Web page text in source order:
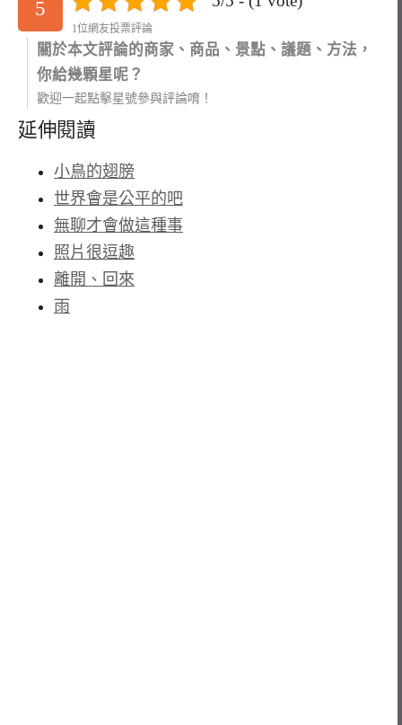
5
1位網友投票評論
關於本文評論的商家、商品、景點、議題、方法，
你給幾顆星呢？
歡迎一起點擊星號參與評論唷！
延伸閱讀
小鳥的翅膀
世界會是公平的吧
無聊才會做這種事
照片很逗趣
離開、回來
雨